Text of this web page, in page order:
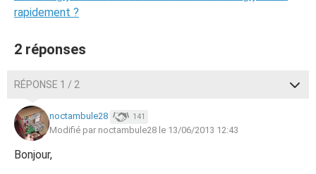
rapidement ?
2 réponses
RÉPONSE 1 / 2
noctambule28 141
Modifié par noctambule28 le 13/06/2013 12:43
Bonjour,